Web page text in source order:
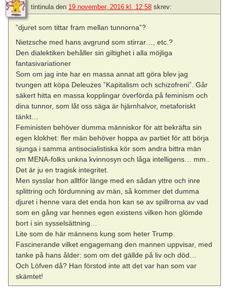
tintinuladen 19 november, 2016 kl. 12:58 skrev:
”djuret som tittar fram mellan tunnorna”?
Nietzsche med hans avgrund som stirrar…, etc.?
Den dialektiken behåller sin giltighet i alla möjliga
fantasivariationer
Som om jag inte har en massa annat att göra blev jag
tvungen att köpa Deleuzes ”Kapitalism och schizofreni”. Går
säkert hitta en massa kopplingar överförda på feminism och
dina tunnor, som låt oss säga är hjärnhalvor, metaforiskt
tänkt…
Feministen behöver dumma människor för att bekräfta sin
egen klokhet: fler män behöver hoppa av partiet för att börja
sjunga i samma antisocialistiska kör som andra bittra män
om MENA-folks unkna kvinnosyn och låga intelligens… mm..
Det är ju en tragisk integritet.
Men sysslar hon alltför länge med en sådan yttre och inre
splittring och fördumning av män, så kommer det dumma
djuret i henne vara det enda hon kan se av spillrorna av vad
som en gång var hennes egen existens vilken hon glömde
bort i sin sysselsättning…
Lite som de här männens kung som heter Trump.
Fascinerande vilket engagemang den mannen uppvisar, med
tanke på hans ålder: som om det gällde på liv och död…
Och Löfven då? Han förstod inte att det var han som var
skämtet!